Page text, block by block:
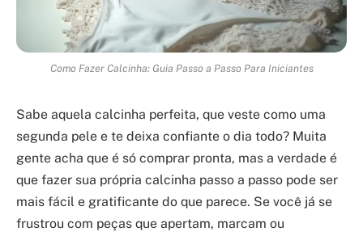
Como Fazer Calcinha: Guia Passo a Passo Para Iniciantes
Sabe aquela calcinha perfeita, que veste como uma
segunda pele e te deixa confiante o dia todo? Muita
gente acha que é só comprar pronta, mas a verdade é
que fazer sua própria calcinha passo a passo pode ser
mais fácil e gratificante do que parece. Se você já se
frustrou com peças que apertam, marcam ou